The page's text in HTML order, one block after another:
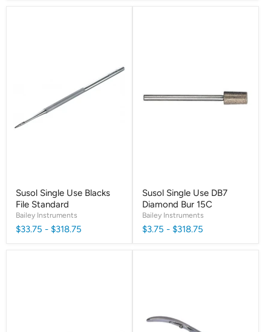
Susol Single Use Blacks
File Standard
Bailey Instruments
$33.75 - $318.75
Susol Single Use DB7
Diamond Bur 15C
Bailey Instruments
$3.75 - $318.75